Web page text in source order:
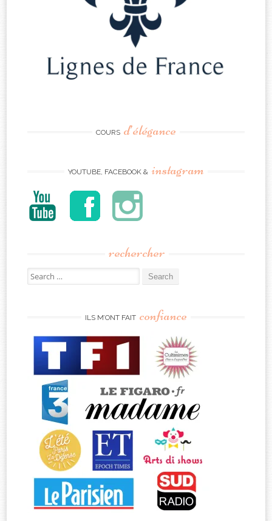
COURS d’élégance
YOUTUBE, FACEBOOK & instagram
rechercher
Search
for:
ILS M’ONT FAIT confiance